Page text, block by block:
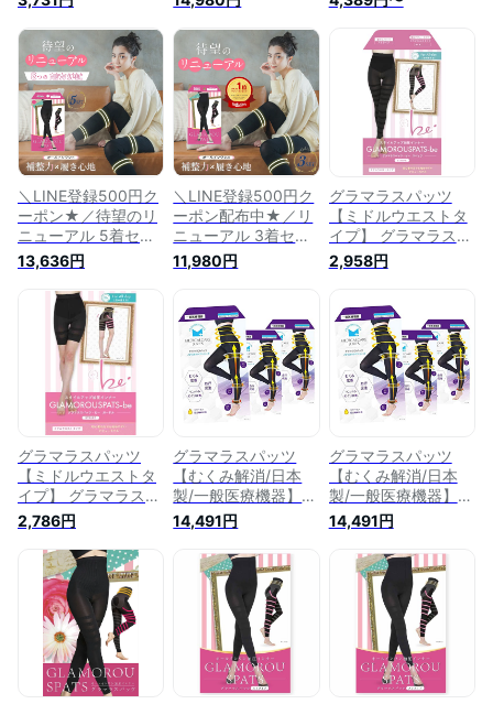
パッツ 強着圧 ダイ
エット ハイウエスト
脚痩せ 弾性ストッキ
ング レギンス スパ
ッツ 大きいサイズ
お腹 下腹 産後
【CICA配合/4サイズ
展開】 (1, プラス)
ツ着圧タイツ ダイエ
ット ハイウエスト
脚痩せ 弾性ストッキ
ング レギンス スパ
ッツ 大きいサイズ
お腹 下腹 産後 S M L
LL XL 3l CICA配合
YB-LAB.
ッツ レギンス 着圧
タイツ ダイエット
ハイウエスト 脚痩せ
弾性ストッキング レ
ギンス スパッツ 大
きいサイズ お腹 下
腹 産後 S M L LL XL
3l 5l CICA配合 YB-
LAB.
＼LINE登録500円ク
ーポン★／待望のリ
ニューアル 5着セッ
ト グラマラスパッツ
【CICA配合/4サイズ
展開】 着圧レギンス
着圧 着圧スパッツ
着圧タイツ ダイエッ
ト ハイウエスト 脚
痩せ S M L LL XL
XXL 弾性ストッキン
グ レギンス スパッ
ツ 大きいサイズ お
腹
13,636円
＼LINE登録500円ク
ーポン配布中★／リ
ニューアル 3着セッ
ト 【CICA配合/4サ
イズ展開】グラマラ
ス 着圧 着圧スパッ
ツ 着圧タイツ ダイ
エット ハイウエスト
脚痩せ S M L LL XL
XXL 弾性ストッキン
グ レギンス スパッ
腹 腹 プラス
11,980円
グラマラスパッツ
【ミドルウエストタ
イプ】 グラマラスビ
ー 着圧レギンス ガ
ードル 着圧スパッツ
弾性ストッキング レ
ギンス スパッツ お
腹 下腹 産後 ダイエ
ット (L-LL, 単品/ス
パッツ)
2,958円
グラマラスパッツ
【ミドルウエストタ
イプ】 グラマラスビ
ー 着圧レギンス ガ
ードル 着圧スパッツ
強着圧 ハイウエスト
弾性ストッキング レ
ギンス スパッツ お
腹 下腹 産後 ダイエ
ット (L-LL, 単品/ガ
ードル)
2,786円
グラマラスパッツ
【むくみ解消/日本
製/一般医療機器】
メディカル スパッツ
むくみ解消 血行促進
リンパのめぐり改善
日本製 ハイウエスト
むくみ レギンス ス
パッツ 着圧レギンス
着圧スパッツ 強着圧
下肢静脈瘤 お腹 下
腹 産後 弾性ストッ
キング (3, M-L)
14,491円
グラマラスパッツ
【むくみ解消/日本
製/一般医療機器】
メディカル スパッツ
むくみ解消 血行促進
リンパのめぐり改善
日本製 ハイウエスト
むくみ レギンス ス
パッツ 着圧レギンス
着圧スパッツ 強着圧
下肢静脈瘤 お腹 下
腹 産後 弾性ストッ
キング (3, L-LL)
14,491円